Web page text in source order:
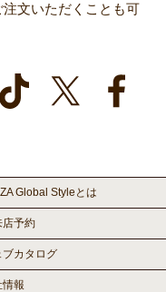
文いただくことも可
Global Styleとは
店予約
ブカタログ
情報